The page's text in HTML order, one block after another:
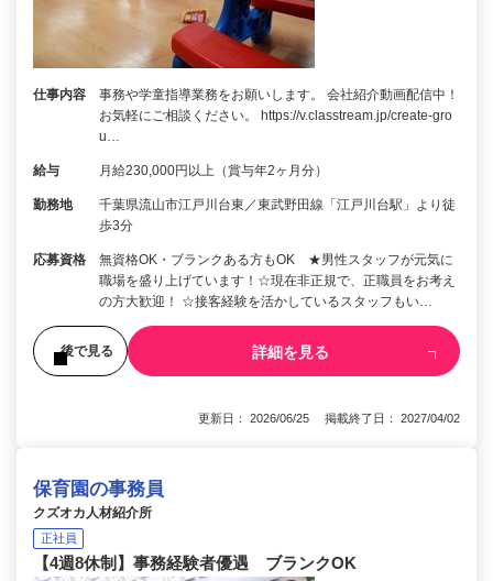
仕事内容
事務や学童指導業務をお願いします。 会社紹介動画配信中！
お気軽にご相談ください。 https://v.classtream.jp/create-gro
u…
給与 月給230,000円以上（賞与年2ヶ月分）
勤務地
千葉県流山市江戸川台東／東武野田線「江戸川台駅」より徒
歩3分
応募資格
無資格OK・ブランクある方もOK ★男性スタッフが元気に
職場を盛り上げています！☆現在非正規で、正職員をお考え
の方大歓迎！ ☆接客経験を活かしているスタッフもい…
後で見る 詳細を見る
更新日： 2026/06/25 掲載終了日： 2027/04/02
保育園の事務員
クズオカ人材紹介所
正社員
【4週8休制】事務経験者優遇 ブランクOK